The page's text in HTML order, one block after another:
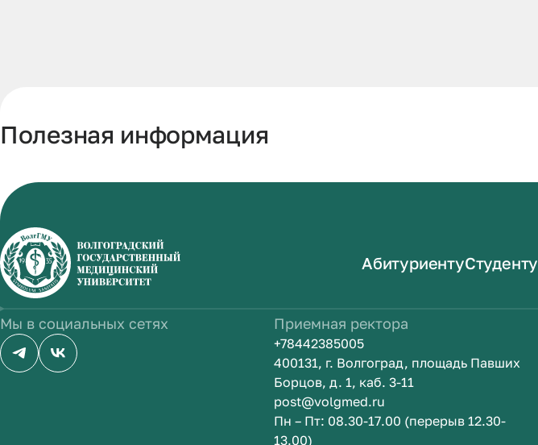
Полезная информация
АбитуриентуСтуденту
Мы в социальных сетях Приемная ректора
+78442385005
400131, г. Волгоград, площадь Павших
Борцов, д. 1, каб. 3-11
post@volgmed.ru
Пн – Пт: 08.30-17.00 (перерыв 12.30-
13.00)